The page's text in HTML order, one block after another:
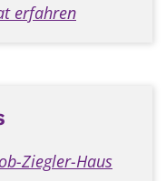
erfahren
Ziegler-Haus